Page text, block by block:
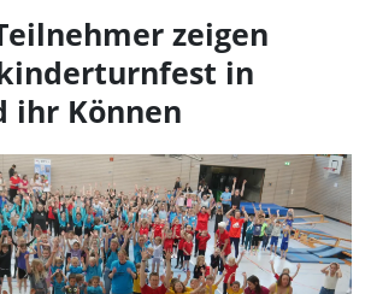
zeigen
in
ihr Können